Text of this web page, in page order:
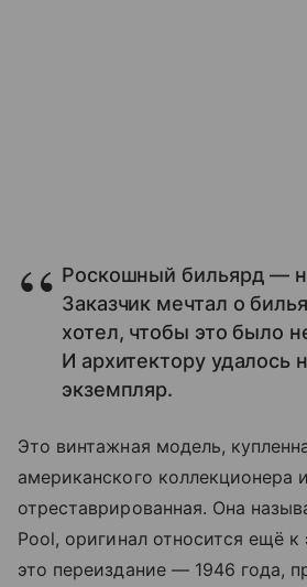
Роскошный бильярд —
Заказчик мечтал о
хотел, чтобы это было
И архитектору удалось
экземпляр.
Это винтажная модель,
американского коллекционера
отреставрированная. Она
Pool, оригинал относится ещё к
это переиздание — 1946 года,